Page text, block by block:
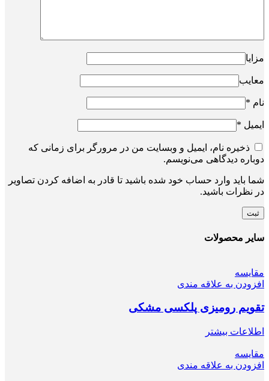
مزایا
معایب
نام *
ایمیل *
ذخیره نام، ایمیل و وبسایت من در مرورگر برای زمانی که
دوباره دیدگاهی می‌نویسم.
شما باید وارد حساب خود شده باشید تا قادر به اضافه کردن تصاویر
در نظرات باشید.
سایر محصولات
مقایسه
افزودن به علاقه مندی
تقویم رومیزی پلکسی مشکی
اطلاعات بیشتر
مقایسه
افزودن به علاقه مندی